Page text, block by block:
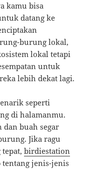
kamu bisa
datang ke
burung lokal,
lokal tetapi
untuk
lebih dekat lagi.
seperti
di halamanmu.
buah segar
Jika ragu
tepat,birdiestation
jenis-jenis